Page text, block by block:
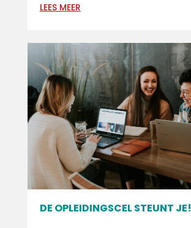
LEES MEER
DE OPLEIDINGSCEL STEUNT JE!